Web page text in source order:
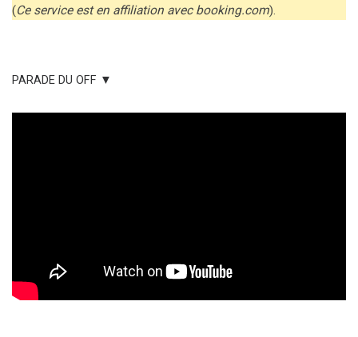
(Ce service est en affiliation avec booking.com).
PARADE DU OFF ▼